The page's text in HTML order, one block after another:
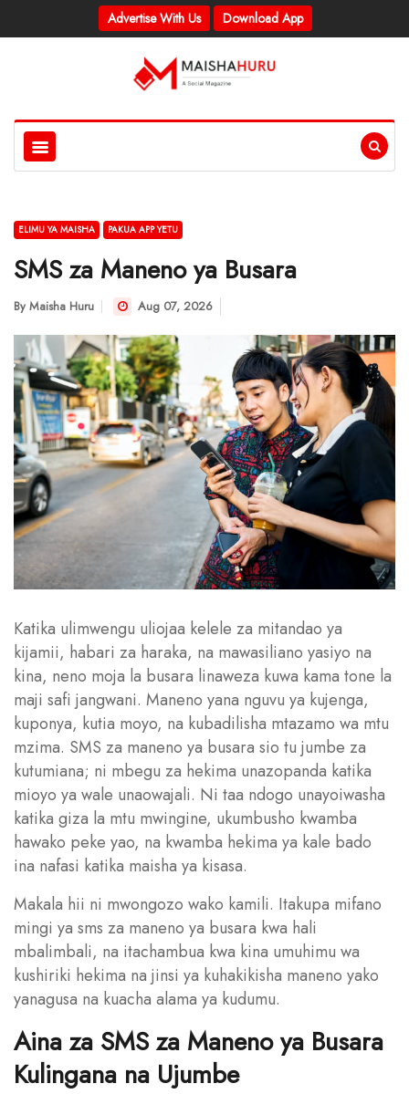
Advertise With Us Download App
ELIMU YA MAISHA PAKUA APP YETU
SMS za Maneno ya Busara
By Maisha Huru Aug 07, 2026
Katika ulimwengu uliojaa kelele za mitandao ya
kijamii, habari za haraka, na mawasiliano yasiyo na
kina, neno moja la busara linaweza kuwa kama tone la
maji safi jangwani. Maneno yana nguvu ya kujenga,
kuponya, kutia moyo, na kubadilisha mtazamo wa mtu
mzima. SMS za maneno ya busara sio tu jumbe za
kutumiana; ni mbegu za hekima unazopanda katika
mioyo ya wale unaowajali. Ni taa ndogo unayoiwasha
katika giza la mtu mwingine, ukumbusho kwamba
hawako peke yao, na kwamba hekima ya kale bado
ina nafasi katika maisha ya kisasa.
Makala hii ni mwongozo wako kamili. Itakupa mifano
mingi ya sms za maneno ya busara kwa hali
mbalimbali, na itachambua kwa kina umuhimu wa
kushiriki hekima na jinsi ya kuhakikisha maneno yako
yanagusa na kuacha alama ya kudumu.
Aina za SMS za Maneno ya Busara
Kulingana na Ujumbe